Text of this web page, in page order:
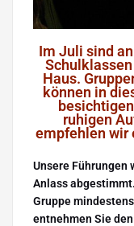
Im Juli sind
Haus.
können in
ruhigen
empfehlen wir
Unsere Führungen
Anlass
Gruppe
entnehmen Sie